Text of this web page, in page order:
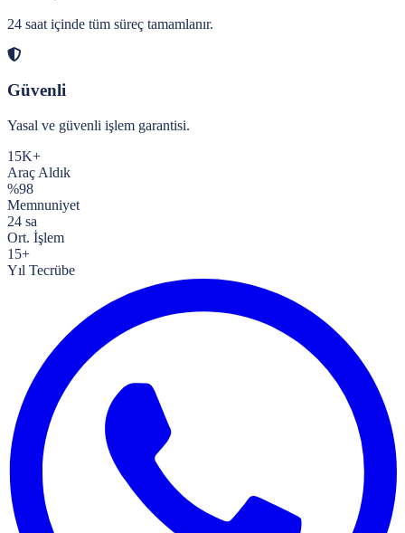
24 saat içinde tüm süreç tamamlanır.
Güvenli
Yasal ve güvenli işlem garantisi.
15K+
Araç Aldık
%98
Memnuniyet
24 sa
Ort. İşlem
15+
Yıl Tecrübe